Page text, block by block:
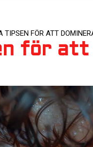
TIPSEN FÖR ATT
för